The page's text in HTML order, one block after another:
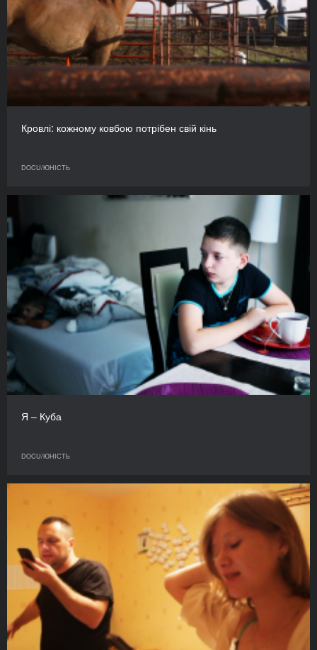
Кровлі: кожному ковбою потрібен свій кінь
DOCU/ЮНІСТЬ
Я – Куба
DOCU/ЮНІСТЬ